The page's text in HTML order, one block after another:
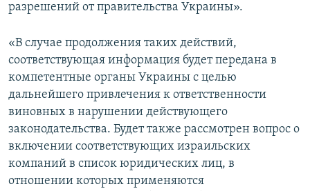
разрешений от правительства Украины».
«В случае продолжения таких действий,
соответствующая информация будет передана в
компетентные органы Украины с целью
дальнейшего привлечения к ответственности
виновных в нарушении действующего
законодательства. Будет также рассмотрен вопрос о
включении соответствующих израильских
компаний в список юридических лиц, в
отношении которых применяются